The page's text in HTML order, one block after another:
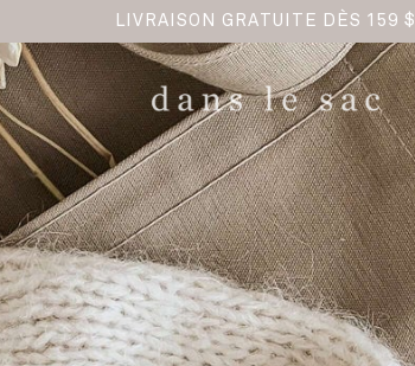
LIVRAISON GRATUITE DÈS 159 $